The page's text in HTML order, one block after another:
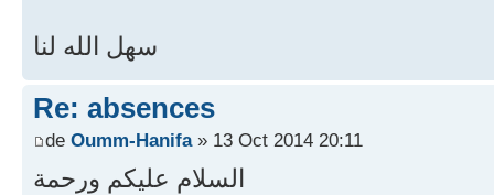
سهل الله لنا
Re: absences
de Oumm-Hanifa» 13 Oct 2014 20:11
السلام عليكم ورحمة